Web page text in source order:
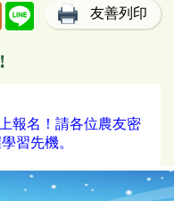
Plurk Line 友善列印
報名！請各位農友密
習先機。